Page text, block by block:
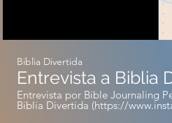
Biblia Divertida
Entrevista a Biblia
Entrevista por Bible Journaling
Biblia Divertida (https://www.instagram.com/
cuentas si eres amante del Bible